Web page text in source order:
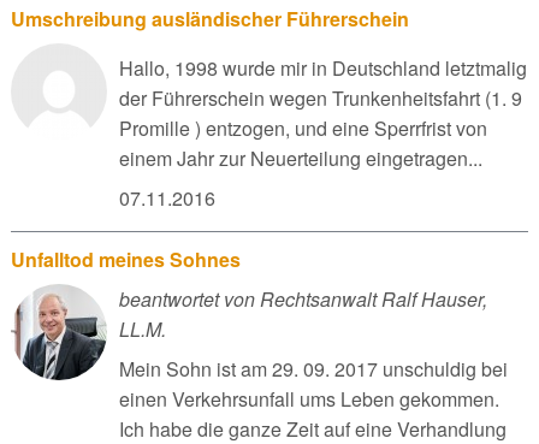
Umschreibung ausländischer Führerschein
Hallo, 1998 wurde mir in Deutschland letztmalig
der Führerschein wegen Trunkenheitsfahrt (1. 9
Promille ) entzogen, und eine Sperrfrist von
einem Jahr zur Neuerteilung eingetragen...
07.11.2016
Unfalltod meines Sohnes
beantwortet von Rechtsanwalt Ralf Hauser,
LL.M.
Mein Sohn ist am 29. 09. 2017 unschuldig bei
einen Verkehrsunfall ums Leben gekommen.
Ich habe die ganze Zeit auf eine Verhandlung